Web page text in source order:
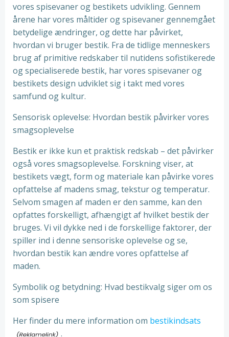
vores spisevaner og bestikets udvikling. Gennem
årene har vores måltider og spisevaner gennemgået
betydelige ændringer, og dette har påvirket,
hvordan vi bruger bestik. Fra de tidlige menneskers
brug af primitive redskaber til nutidens sofistikerede
og specialiserede bestik, har vores spisevaner og
bestikets design udviklet sig i takt med vores
samfund og kultur.
Sensorisk oplevelse: Hvordan bestik påvirker vores
smagsoplevelse
Bestik er ikke kun et praktisk redskab – det påvirker
også vores smagsoplevelse. Forskning viser, at
bestikets vægt, form og materiale kan påvirke vores
opfattelse af madens smag, tekstur og temperatur.
Selvom smagen af maden er den samme, kan den
opfattes forskelligt, afhængigt af hvilket bestik der
bruges. Vi vil dykke ned i de forskellige faktorer, der
spiller ind i denne sensoriske oplevelse og se,
hvordan bestik kan ændre vores opfattelse af
maden.
Symbolik og betydning: Hvad bestikvalg siger om os
som spisere
Her finder du mere information om bestikindsats
.